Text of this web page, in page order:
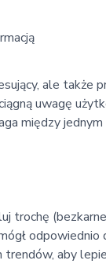
ale także
uwagę
między
trochę
trendów, aby